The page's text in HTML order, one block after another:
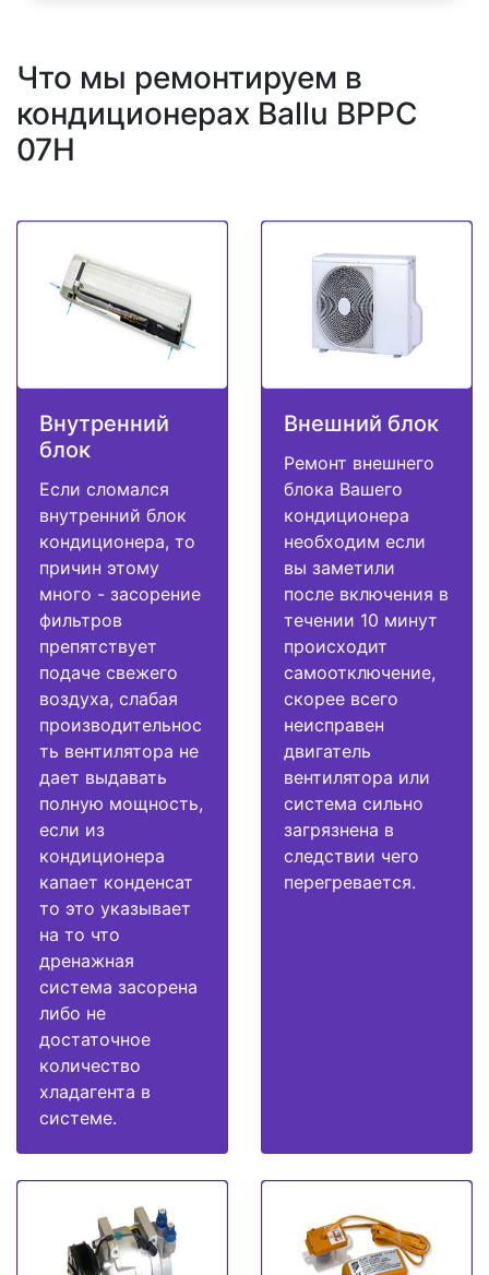
Что мы ремонтируем в
кондиционерах Ballu BPPC
07H
Внутренний
блок
Если сломался
внутренний блок
кондиционера, то
причин этому
много - засорение
фильтров
препятствует
подаче свежего
воздуха, слабая
производительнос
ть вентилятора не
дает выдавать
полную мощность,
если из
кондиционера
капает конденсат
то это указывает
на то что
дренажная
система засорена
либо не
достаточное
количество
хладагента в
системе.
Внешний блок
Ремонт внешнего
блока Вашего
кондиционера
необходим если
вы заметили
после включения в
течении 10 минут
происходит
самоотключение,
скорее всего
неисправен
двигатель
вентилятора или
система сильно
загрязнена в
следствии чего
перегревается.